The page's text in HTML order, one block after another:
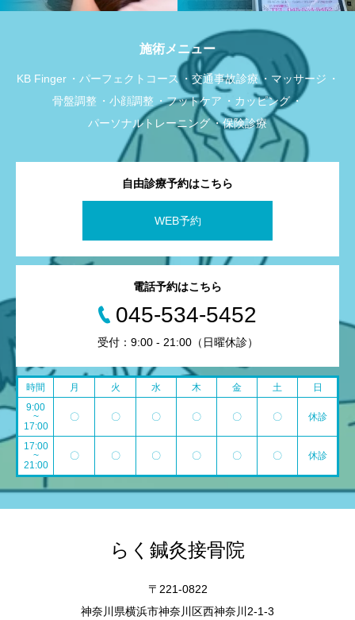
施術メニュー
KB Finger パーフェクトコース 交通事故診療
マッサージ
骨盤調整
小顔調整 フットケア
カッピング
パーソナルトレーニング
保険診療
自由診療予約はこちら
WEB予約
電話予約はこちら
045-534-5452
受付：9:00 - 21:00（日曜休診）
時間 月 火 水 木 金 土
日
9:00
~
17:00
〇 〇 〇 〇 〇 〇 休診
17:00
~
21:00
〇 〇 〇 〇 〇 〇 休診
らく鍼灸接骨院
〒221-0822
神奈川県横浜市神奈川区西神奈川2-1-3